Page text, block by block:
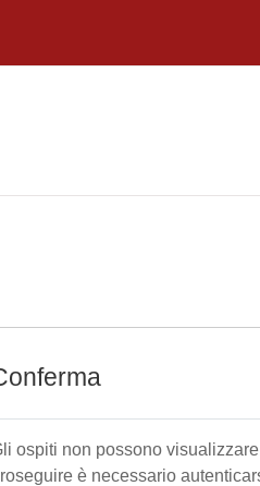
ospiti non possono
è necessario